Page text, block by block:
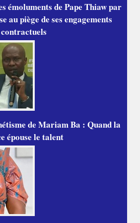
émoluments de Pape Thiaw par
au piège de ses engagements
contractuels
de Mariam Ba : Quand la
épouse le talent